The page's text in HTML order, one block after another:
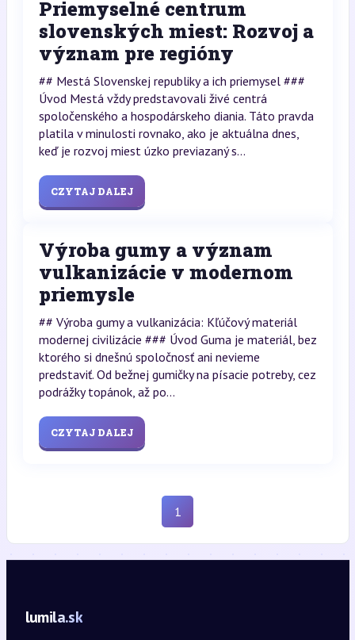
Priemyselné centrum
slovenských miest: Rozvoj a
význam pre regióny
## Mestá Slovenskej republiky a ich priemysel ###
Úvod Mestá vždy predstavovali živé centrá
spoločenského a hospodárskeho diania. Táto pravda
platila v minulosti rovnako, ako je aktuálna dnes,
keď je rozvoj miest úzko previazaný s...
CZYTAJ DALEJ
Výroba gumy a význam
vulkanizácie v modernom
priemysle
## Výroba gumy a vulkanizácia: Kľúčový materiál
modernej civilizácie ### Úvod Guma je materiál, bez
ktorého si dnešnú spoločnosť ani nevieme
predstaviť. Od bežnej gumičky na písacie potreby, cez
podrážky topánok, až po...
CZYTAJ DALEJ
1
lumila.sk